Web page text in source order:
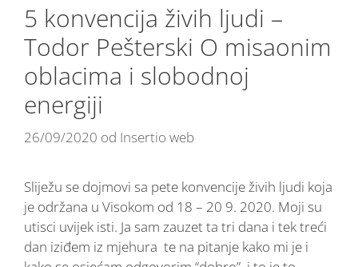
5 konvencija živih ljudi –
Todor Pešterski O misaonim
oblacima i slobodnoj
energiji
26/09/2020 od Insertio web
Sliježu se dojmovi sa pete konvencije živih ljudi koja
je održana u Visokom od 18 – 20 9. 2020. Moji su
utisci uvijek isti. Ja sam zauzet ta tri dana i tek treći
dan iziđem iz mjehura te na pitanje kako mi je i